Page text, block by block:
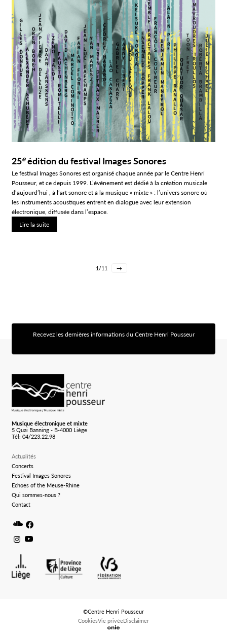
25eédition du festival Images Sonores
Le festival Images Sonores est organisé chaque année par le Centre Henri
Pousseur, et ce depuis 1999. L’événement est dédié à la création musicale
d’aujourd’hui , à l’art sonore et à la musique « mixte » : l’univers sonore où
les instruments acoustiques entrent en dialogue avec leur extension
électronique, diffusée dans l’espace.
Lire la suite
1 11 →
Recevez les dernières informations du Centre Henri Pousseur
Musique électronique et mixte
5 Quai Banning - B-4000 Liège
Tél: 04/223.22.98
Actualités
Concerts
Festival Images Sonores
Echoes of the Meuse-Rhine
Qui sommes-nous ?
Contact
Soundcloud
Facebook
Instagram
Youtube
©Centre Henri Pousseur
CookiesVie privéeDisclaimer
Logo Onie